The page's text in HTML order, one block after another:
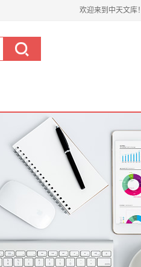
欢迎来到中天文库！